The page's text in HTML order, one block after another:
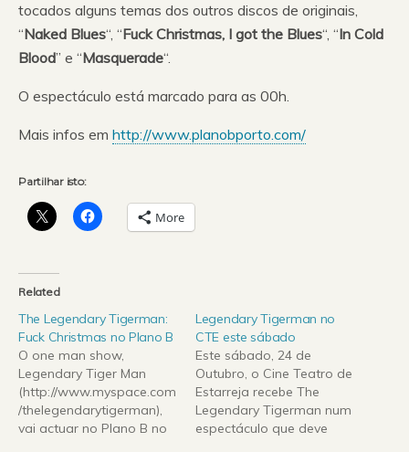
tocados alguns temas dos outros discos de originais,
“Naked Blues“, “Fuck Christmas, I got the Blues“, “In Cold
Blood” e “Masquerade“.
O espectáculo está marcado para as 00h.
Mais infos em http://www.planobporto.com/
Partilhar isto:
More
Related
The Legendary Tigerman:
Fuck Christmas no Plano B
O one man show,
Legendary Tiger Man
(http://www.myspace.com
/thelegendarytigerman),
vai actuar no Plano B no
Legendary Tigerman no
CTE este sábado
Este sábado, 24 de
Outubro, o Cine Teatro de
Estarreja recebe The
Legendary Tigerman num
espectáculo que deve